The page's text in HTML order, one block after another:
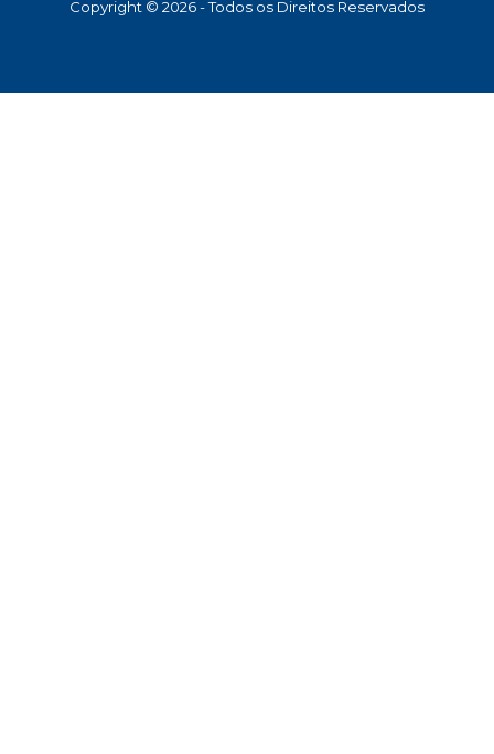
Copyright © 2026 - Todos os Direitos Reservados